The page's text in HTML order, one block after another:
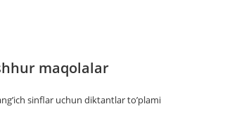
maqolalar
sinflar uchun diktantlar to’plami